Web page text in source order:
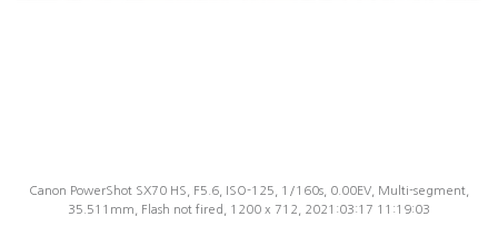
Canon PowerShot SX70 HS, F5.6, ISO-125, 1/160s, 0.00EV, Multi-segment,
35.511mm, Flash not fired, 1200 x 712, 2021:03:17 11:19:03